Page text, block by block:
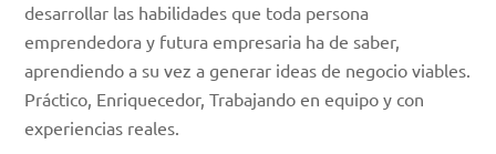
desarrollar las habilidades que toda persona
emprendedora y futura empresaria ha de saber,
aprendiendo a su vez a generar ideas de negocio viables.
Práctico, Enriquecedor, Trabajando en equipo y con
experiencias reales.